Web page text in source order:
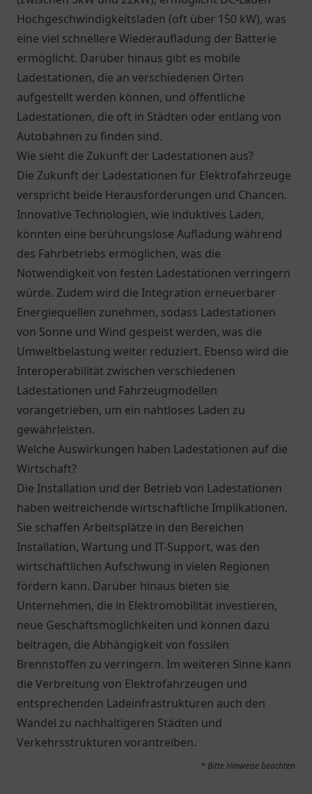
Hochgeschwindigkeitsladen (oft über 150 kW), was
eine viel schnellere Wiederaufladung der Batterie
ermöglicht. Darüber hinaus gibt es mobile
Ladestationen, die an verschiedenen Orten
aufgestellt werden können, und öffentliche
Ladestationen, die oft in Städten oder entlang von
Autobahnen zu finden sind.
Wie sieht die Zukunft der Ladestationen aus?
Die Zukunft der Ladestationen für Elektrofahrzeuge
verspricht beide Herausforderungen und Chancen.
Innovative Technologien, wie induktives Laden,
könnten eine berührungslose Aufladung während
des Fahrbetriebs ermöglichen, was die
Notwendigkeit von festen Ladestationen verringern
würde. Zudem wird die Integration erneuerbarer
Energiequellen zunehmen, sodass Ladestationen
von Sonne und Wind gespeist werden, was die
Umweltbelastung weiter reduziert. Ebenso wird die
Interoperabilität zwischen verschiedenen
Ladestationen und Fahrzeugmodellen
vorangetrieben, um ein nahtloses Laden zu
gewährleisten.
Welche Auswirkungen haben Ladestationen auf die
Wirtschaft?
Die Installation und der Betrieb von Ladestationen
haben weitreichende wirtschaftliche Implikationen.
Sie schaffen Arbeitsplätze in den Bereichen
Installation, Wartung und IT-Support, was den
wirtschaftlichen Aufschwung in vielen Regionen
fördern kann. Darüber hinaus bieten sie
Unternehmen, die in Elektromobilität investieren,
neue Geschäftsmöglichkeiten und können dazu
beitragen, die Abhängigkeit von fossilen
Brennstoffen zu verringern. Im weiteren Sinne kann
die Verbreitung von Elektrofahrzeugen und
entsprechenden Ladeinfrastrukturen auch den
Wandel zu nachhaltigeren Städten und
Verkehrsstrukturen vorantreiben.
* Bitte Hinweise beachten